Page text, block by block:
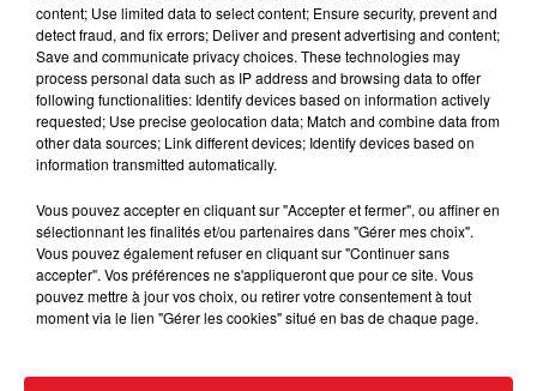
/
FILS D'ACTUS
content; Use limited data to select content; Ensure security, prevent and
detect fraud, and fix errors; Deliver and present advertising and content;
Save and communicate privacy choices. These technologies may
process personal data such as IP address and browsing data to offer
following functionalities: Identify devices based on information actively
requested; Use precise geolocation data; Match and combine data from
other data sources; Link different devices; Identify devices based on
information transmitted automatically.
Vous pouvez accepter en cliquant sur "Accepter et fermer", ou affiner en
sélectionnant les finalités et/ou partenaires dans "Gérer mes choix".
Vous pouvez également refuser en cliquant sur "Continuer sans
accepter". Vos préférences ne s'appliqueront que pour ce site. Vous
pouvez mettre à jour vos choix, ou retirer votre consentement à tout
moment via le lien "Gérer les cookies" situé en bas de chaque page.